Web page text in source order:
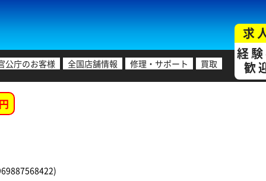
公庁のお客様 全国店舗情報 修理・サポート 買取
求
経
歓